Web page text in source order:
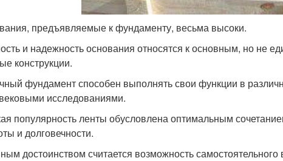
предъявляемые к фундаменту, весьма высоки.
и надежность основания относятся к основным, но не
конструкции.
фундамент способен выполнять свои функции в
исследованиями.
популярность ленты обусловлена оптимальным
и долговечности.
достоинством считается возможность самостоятельного